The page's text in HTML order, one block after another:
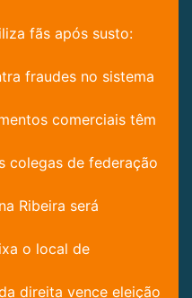
fãs após susto:
fraudes no sistema
comerciais têm
colegas de federação
Ribeira será
o local de
direita vence eleição